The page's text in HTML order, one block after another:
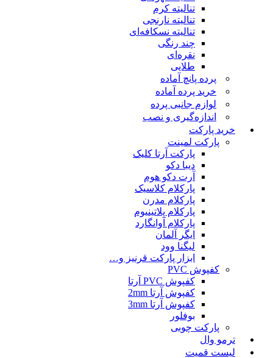
تنالیته کرم
تنالیته نارنجی
تنالیته نسکافه‌ای
چند رنگی
نقره‌ای
طلایی
پرده پانچ آماده
خرید پرده آماده
لوازم جانبی پرده
اندازه‌گیری و نصب
خرید پارکت
پارکت لمینت
پارکت آرتا کلیک
دیبا دکو
آرت دکو هوم
پارکلام کلاسیک
پارکلام مدرن
پارکلام پلاتینیوم
پارکلام آوانگارد
ایگر آلمان
لیگنا وود
ابزار پارکت قرنیز و…
کفپوش PVC
کفپوش PVC آرتا
کفپوش آرتا 2mm
کفپوش آرتا 3mm
بوفلور
پارکت چوبی
ترمو وال
لیست قمیت